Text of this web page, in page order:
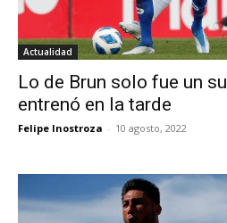
Actualidad
Lo de Brun solo fue un
entrenó en la tarde
Felipe Inostroza - 10 agosto, 2022